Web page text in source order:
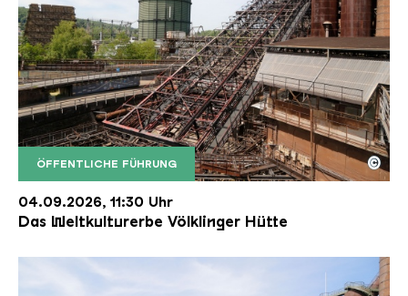
ÖFFENTLICHE FÜHRUNG
Der Erzschrägaufzug der Völklinger Hütte mit
Copyright: Weltkulturerbe Völklinger Hütte | Karl
©
04.09.2026, 11:30 Uhr
Das Weltkulturerbe Völklinger Hütte